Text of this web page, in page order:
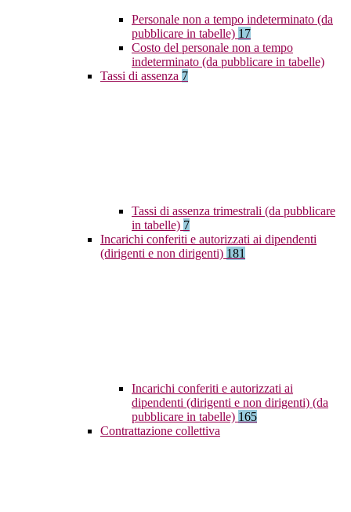
Personale non a tempo indeterminato (da
pubblicare in tabelle) 17
Costo del personale non a tempo
indeterminato (da pubblicare in tabelle)
Tassi di assenza 7
Tassi di assenza trimestrali (da pubblicare
in tabelle) 7
Incarichi conferiti e autorizzati ai dipendenti
(dirigenti e non dirigenti) 181
Incarichi conferiti e autorizzati ai
dipendenti (dirigenti e non dirigenti) (da
pubblicare in tabelle) 165
Contrattazione collettiva